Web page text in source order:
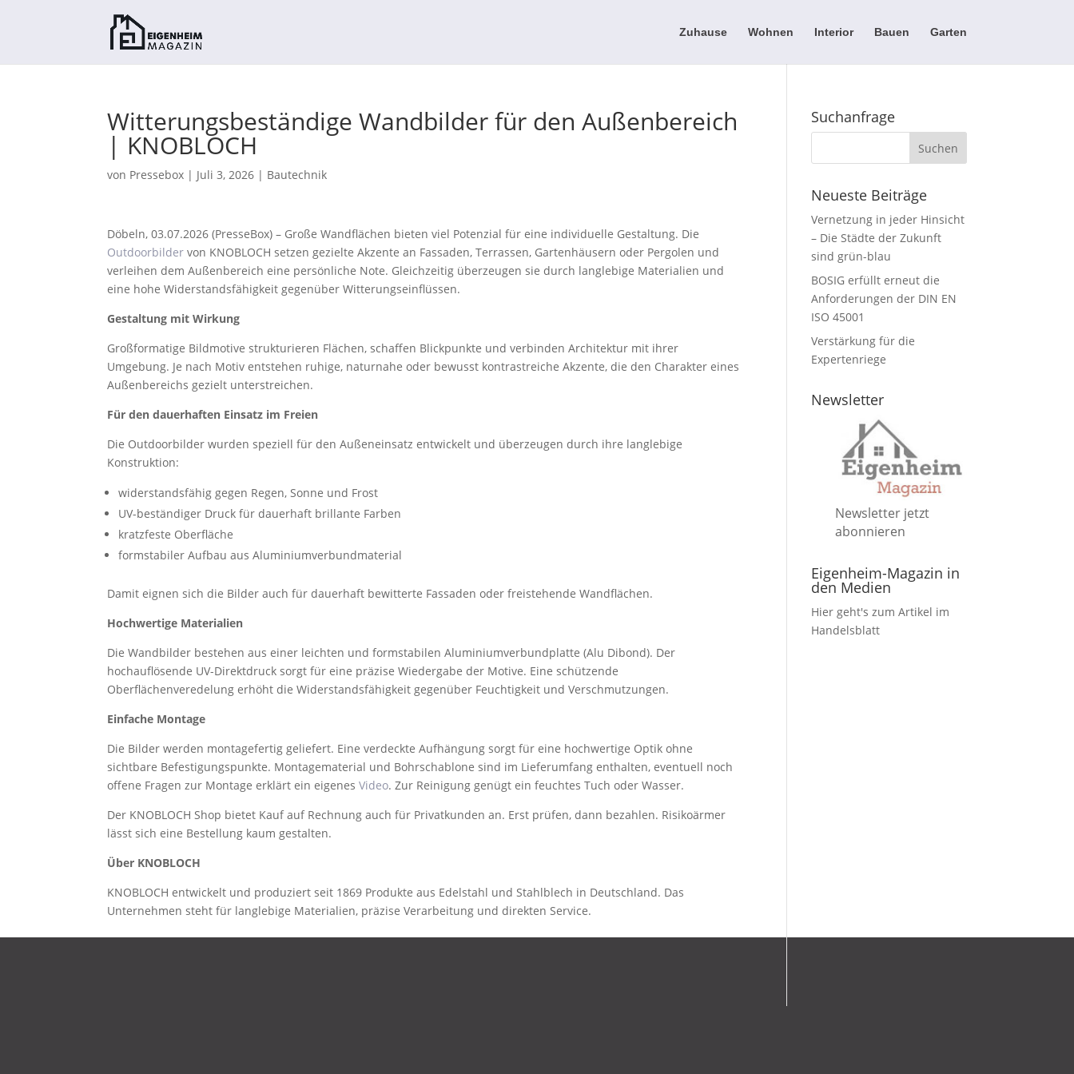
Zuhause Wohnen Interior Bauen Garten
Witterungsbeständige Wandbilder für den Außenbereich
| KNOBLOCH
von Pressebox | Juli 3, 2026 | Bautechnik
Döbeln, 03.07.2026 (PresseBox) – Große Wandflächen bieten viel Potenzial für eine individuelle Gestaltung. Die
Outdoorbilder von KNOBLOCH setzen gezielte Akzente an Fassaden, Terrassen, Gartenhäusern oder Pergolen und
verleihen dem Außenbereich eine persönliche Note. Gleichzeitig überzeugen sie durch langlebige Materialien und
eine hohe Widerstandsfähigkeit gegenüber Witterungseinflüssen.
Gestaltung mit Wirkung
Großformatige Bildmotive strukturieren Flächen, schaffen Blickpunkte und verbinden Architektur mit ihrer
Umgebung. Je nach Motiv entstehen ruhige, naturnahe oder bewusst kontrastreiche Akzente, die den Charakter eines
Außenbereichs gezielt unterstreichen.
Für den dauerhaften Einsatz im Freien
Die Outdoorbilder wurden speziell für den Außeneinsatz entwickelt und überzeugen durch ihre langlebige
Konstruktion:
widerstandsfähig gegen Regen, Sonne und Frost
UV-beständiger Druck für dauerhaft brillante Farben
kratzfeste Oberfläche
formstabiler Aufbau aus Aluminiumverbundmaterial
Damit eignen sich die Bilder auch für dauerhaft bewitterte Fassaden oder freistehende Wandflächen.
Hochwertige Materialien
Die Wandbilder bestehen aus einer leichten und formstabilen Aluminiumverbundplatte (Alu Dibond). Der
hochauflösende UV-Direktdruck sorgt für eine präzise Wiedergabe der Motive. Eine schützende
Oberflächenveredelung erhöht die Widerstandsfähigkeit gegenüber Feuchtigkeit und Verschmutzungen.
Einfache Montage
Die Bilder werden montagefertig geliefert. Eine verdeckte Aufhängung sorgt für eine hochwertige Optik ohne
sichtbare Befestigungspunkte. Montagematerial und Bohrschablone sind im Lieferumfang enthalten, eventuell noch
offene Fragen zur Montage erklärt ein eigenesVideo. Zur Reinigung genügt ein feuchtes Tuch oder Wasser.
Der KNOBLOCH Shop bietet Kauf auf Rechnung auch für Privatkunden an. Erst prüfen, dann bezahlen. Risikoärmer
lässt sich eine Bestellung kaum gestalten.
Über KNOBLOCH
KNOBLOCH entwickelt und produziert seit 1869 Produkte aus Edelstahl und Stahlblech in Deutschland. Das
Unternehmen steht für langlebige Materialien, präzise Verarbeitung und direkten Service.
Suchanfrage
Neueste Beiträge
Vernetzung in jeder Hinsicht
– Die Städte der Zukunft
sind grün-blau
BOSIG erfüllt erneut die
Anforderungen der DIN EN
ISO 45001
Verstärkung für die
Expertenriege
Newsletter
Newsletter jetzt
abonnieren
Eigenheim-Magazin in
den Medien
Hier geht's zum Artikel im
Handelsblatt